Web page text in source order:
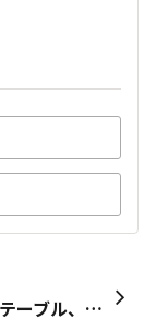
リビングテーブル、初DIY❣️カネコッチVer.